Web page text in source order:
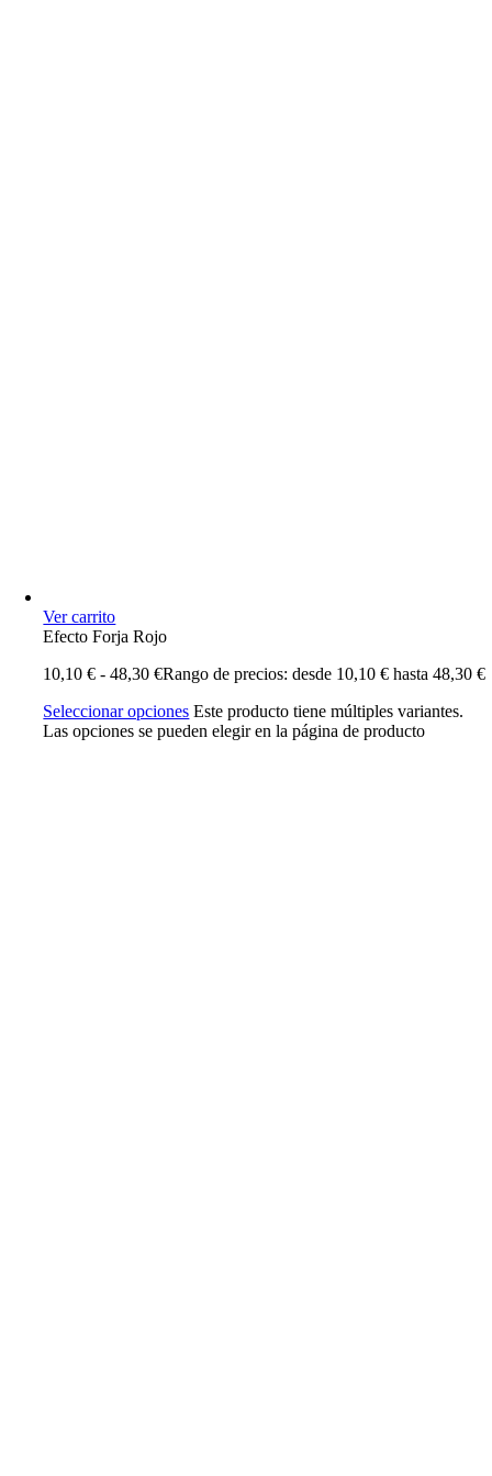
Ver carrito
Efecto Forja Rojo
10,10€ - 48,30€Rango de precios: desde 10,10 € hasta 48,30 €
Seleccionar opciones Este producto tiene múltiples variantes.
Las opciones se pueden elegir en la página de producto